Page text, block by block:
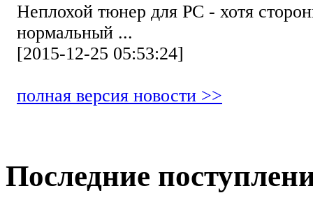
Неплохой тюнер для РС - хотя
нормальный ...
[2015-12-25 05:53:24]
полная версия новости >>
Последние